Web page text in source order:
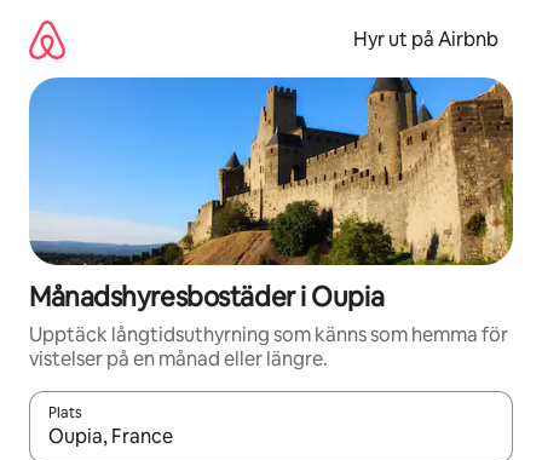
innehåll
Hyr ut på Airbnb
Månadshyresbostäder i Oupia
Upptäck långtidsuthyrning som känns som hemma för
vistelser på en månad eller längre.
Plats
När resultaten är tillgängliga kan du navigera med upp- och